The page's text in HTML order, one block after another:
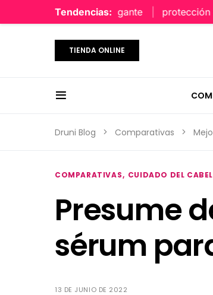
Tendencias:
perfume limpio y elegante protección
TIENDA ONLINE
Druni Blog Comparativas
COMPARATIVAS CUIDADO DEL
Presume
sérum
13 DE JUNIO DE 2022